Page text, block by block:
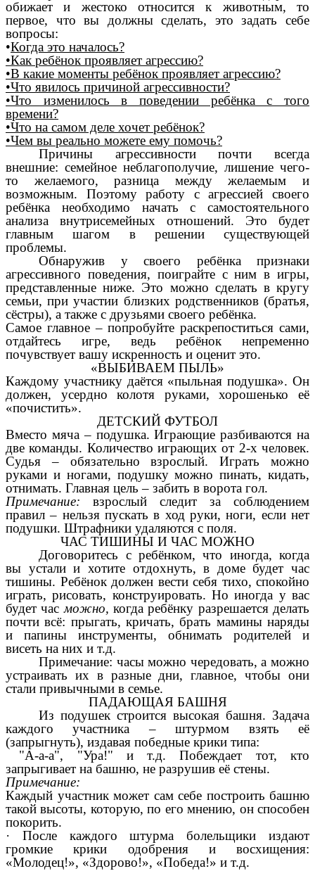
обижает и жестоко относится к животным, то
первое, что вы должны сделать, это задать себе
вопросы:
•Когда это началось?
•Как ребёнок проявляет агрессию?
•В какие моменты ребёнок проявляет агрессию?
•Что явилось причиной агрессивности?
•Что изменилось в поведении ребёнка с того
времени?
•Что на самом деле хочет ребёнок?
•Чем вы реально можете ему помочь?
Причины агрессивности почти всегда
внешние: семейное неблагополучие, лишение чего-
то желаемого, разница между желаемым и
возможным. Поэтому работу с агрессией своего
ребёнка необходимо начать с самостоятельного
анализа внутрисемейных отношений. Это будет
главным шагом в решении существующей
проблемы.
Обнаружив у своего ребёнка признаки
агрессивного поведения, поиграйте с ним в игры,
представленные ниже. Это можно сделать в кругу
семьи, при участии близких родственников (братья,
сёстры), а также с друзьями своего ребёнка.
Самое главное – попробуйте раскрепоститься сами,
отдайтесь игре, ведь ребёнок непременно
почувствует вашу искренность и оценит это.
«ВЫБИВАЕМ ПЫЛЬ»
Каждому участнику даётся «пыльная подушка». Он
должен, усердно колотя руками, хорошенько её
«почистить».
ДЕТСКИЙ ФУТБОЛ
Вместо мяча – подушка. Играющие разбиваются на
две команды. Количество играющих от 2-х человек.
Судья – обязательно взрослый. Играть можно
руками и ногами, подушку можно пинать, кидать,
отнимать. Главная цель – забить в ворота гол.
Примечание: взрослый следит за соблюдением
правил – нельзя пускать в ход руки, ноги, если нет
подушки. Штрафники удаляются с поля.
ЧАС ТИШИНЫ И ЧАС МОЖНО
Договоритесь с ребёнком, что иногда, когда
вы устали и хотите отдохнуть, в доме будет час
тишины. Ребёнок должен вести себя тихо, спокойно
играть, рисовать, конструировать. Но иногда у вас
будет часможно, когда ребёнку разрешается делать
почти всё: прыгать, кричать, брать мамины наряды
и папины инструменты, обнимать родителей и
висеть на них и т.д.
Примечание: часы можно чередовать, а можно
устраивать их в разные дни, главное, чтобы они
стали привычными в семье.
ПАДАЮЩАЯ БАШНЯ
Из подушек строится высокая башня. Задача
каждого участника – штурмом взять её
(запрыгнуть), издавая победные крики типа:
"А-а-а", "Ура!" и т.д. Побеждает тот, кто
запрыгивает на башню, не разрушив её стены.
Примечание:
Каждый участник может сам себе построить башню
такой высоты, которую, по его мнению, он способен
покорить.
· После каждого штурма болельщики издают
громкие крики одобрения и восхищения:
«Молодец!», «Здорово!», «Победа!» и т.д.